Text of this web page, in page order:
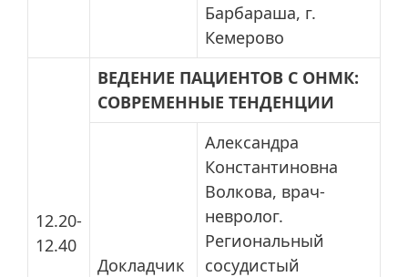
Барбараша, г.
Кемерово
12.20-
12.40
ВЕДЕНИЕ ПАЦИЕНТОВ С ОНМК:
СОВРЕМЕННЫЕ ТЕНДЕНЦИИ
Докладчик
Александра
Константиновна
Волкова, врач-
невролог.
Региональный
сосудистый